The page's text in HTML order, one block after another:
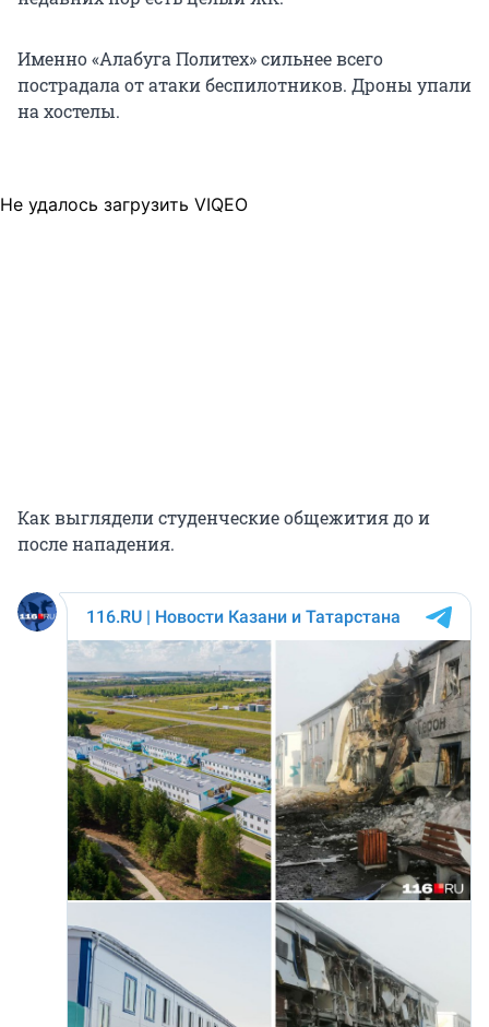
Именно «Алабуга Политех» сильнее всего
пострадала от атаки беспилотников. Дроны упали
на хостелы.
Не удалось загрузить VIQEO
Как выглядели студенческие общежития до и
после нападения.